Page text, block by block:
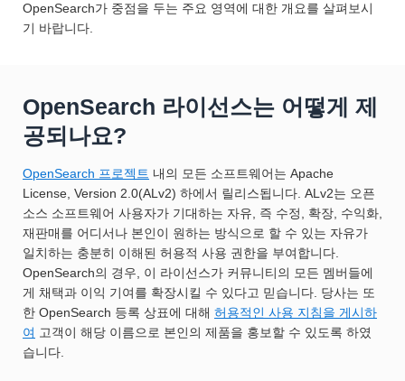
OpenSearch가 중점을 두는 주요 영역에 대한 개요를 살펴보시
기 바랍니다.
OpenSearch 라이선스는 어떻게 제
공되나요?
OpenSearch 프로젝트 내의 모든 소프트웨어는 Apache
License, Version 2.0(ALv2) 하에서 릴리스됩니다. ALv2는 오픈
소스 소프트웨어 사용자가 기대하는 자유, 즉 수정, 확장, 수익화,
재판매를 어디서나 본인이 원하는 방식으로 할 수 있는 자유가
일치하는 충분히 이해된 허용적 사용 권한을 부여합니다.
OpenSearch의 경우, 이 라이선스가 커뮤니티의 모든 멤버들에
게 채택과 이익 기여를 확장시킬 수 있다고 믿습니다. 당사는 또
한 OpenSearch 등록 상표에 대해 허용적인 사용 지침을 게시하
여 고객이 해당 이름으로 본인의 제품을 홍보할 수 있도록 하였
습니다.